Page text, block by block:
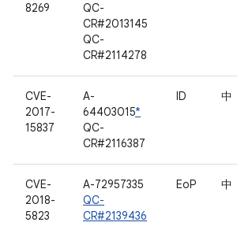
8269
QC-
CR#2013145
QC-
CR#2114278
CVE-
2017-
15837
A-
64403015*
QC-
CR#2116387
ID 中
CVE-
2018-
5823
A-72957335
QC-
CR#2139436
EoP 中